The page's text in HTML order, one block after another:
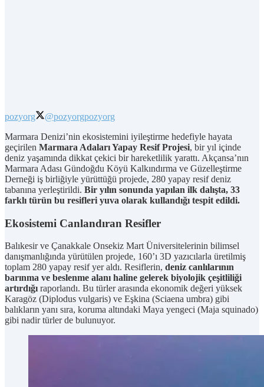
pozyorg @pozyorgpozyorg
Marmara Denizi’nin ekosistemini iyileştirme hedefiyle hayata
geçirilen Marmara Adaları Yapay Resif Projesi, bir yıl içinde
deniz yaşamında dikkat çekici bir hareketlilik yarattı. Akçansa’nın
Marmara Adası Gündoğdu Köyü Kalkındırma ve Güzelleştirme
Derneği iş birliğiyle yürüttüğü projede, 280 yapay resif deniz
tabanına yerleştirildi. Bir yılın sonunda yapılan ilk dalışta, 33
farklı türün bu resifleri yuva olarak kullandığı tespit edildi.
Ekosistemi Canlandıran Resifler
Balıkesir ve Çanakkale Onsekiz Mart Üniversitelerinin bilimsel
danışmanlığında yürütülen projede, 160’ı 3D yazıcılarla üretilmiş
toplam 280 yapay resif yer aldı. Resiflerin, deniz canlılarının
barınma ve beslenme alanı haline gelerek biyolojik çeşitliliği
artırdığı raporlandı. Bu türler arasında ekonomik değeri yüksek
Karagöz (Diplodus vulgaris) ve Eşkina (Sciaena umbra) gibi
balıkların yanı sıra, koruma altındaki Maya yengeci (Maja squinado)
gibi nadir türler de bulunuyor.